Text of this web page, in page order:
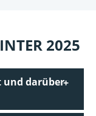
2025
und darüber